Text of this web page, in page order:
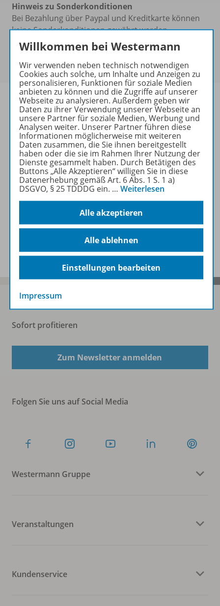
Hinweis zu Sonderkonditionen
Bei Bezahlung über Paypal und Kreditkarte können
keine Sonderkonditionen gewährt werden.
Sie haben ein passendes Spar-Paket
Um den für Sie gültigen Preis zu sehen,melden Sie
sich bitte an.
Informationen
Weitere Inhalte der Ausgabe
Ergänzende Materialien
Sofort profitieren
Zum Newsletter anmelden
Folgen Sie uns auf Social Media
Westermann Gruppe
Veranstaltungen
Kundenservice
Willkommen bei Westermann
Wir verwenden neben technisch notwendigen
Cookies auch solche, um Inhalte und Anzeigen zu
personalisieren, Funktionen für soziale Medien
anbieten zu können und die Zugriffe auf unserer
Webseite zu analysieren. Außerdem geben wir
Daten zu ihrer Verwendung unserer Webseite an
unsere Partner für soziale Medien, Werbung und
Analysen weiter. Unserer Partner führen diese
Informationen möglicherweise mit weiteren
Daten zusammen, die Sie ihnen bereitgestellt
haben oder die sie im Rahmen Ihrer Nutzung der
Dienste gesammelt haben. Durch Betätigen des
Buttons „Alle Akzeptieren“ willigen Sie in diese
Datenerhebung gemäß Art. 6 Abs. 1 S. 1 a)
DSGVO, § 25 TDDDG ein. … Weiterlesen
Alle akzeptieren
Alle ablehnen
Einstellungen bearbeiten
Impressum